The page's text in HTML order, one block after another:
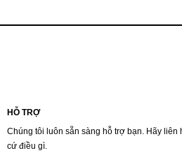
HỖ TRỢ
Chúng tôi luôn sẵn sàng hỗ trợ bạn. Hãy liên
cứ điều gì.